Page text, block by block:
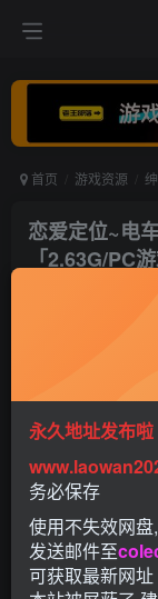
首页 游戏资源
恋爱定位~电
「2.63G/PC
一款由[フロン
永久地址发布啦
务必保存
使用不失效网
发送邮件至
可获取最新网址